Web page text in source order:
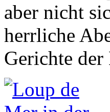
aber nicht
herrliche
Gerichte